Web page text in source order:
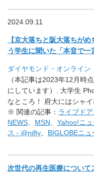
2024.09.11
【京大落ちと阪大落ちが
う学生に聞いた「本音で一
ダイヤモンド・オンライン
（本記事は2023年12月時
にしています）. 大学生
なところ！ 府大にはシャイ
※ 関連の記事： ライブド
NEWS
MSN Yahoo!ニ
ス - @nifty
BIGLOBEニュ
次世代の再生医療につい